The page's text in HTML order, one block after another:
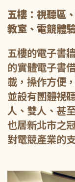
五樓：視聽區
教室、電競體
五樓的電子書
的實體電子書
載，操作方便
並設有團體視
人、雙人、甚
也居新北市之
對電競產業的